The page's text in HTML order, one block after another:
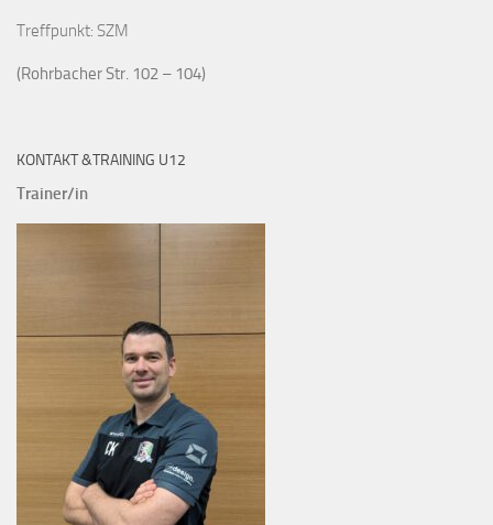
Treffpunkt: SZM
(Rohrbacher Str. 102 – 104)
KONTAKT &TRAINING U12
Trainer/in